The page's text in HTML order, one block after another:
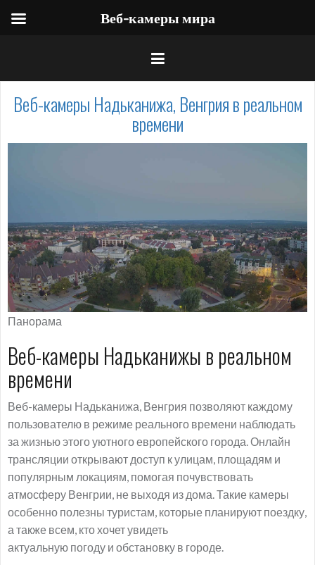
Веб-камеры Надьканижа, Венгрия в реальном
времени
Панорама
Веб-камеры Надьканижы в реальном
времени
Веб-камеры Надьканижа, Венгрия позволяют каждому
пользователю в режиме реального времени наблюдать
за жизнью этого уютного европейского города. Онлайн
трансляции открывают доступ к улицам, площадям и
популярным локациям, помогая почувствовать
атмосферу Венгрии, не выходя из дома. Такие камеры
особенно полезны туристам, которые планируют поездку,
а также всем, кто хочет увидеть
актуальную погоду и обстановку в городе.
Веб-камеры мира